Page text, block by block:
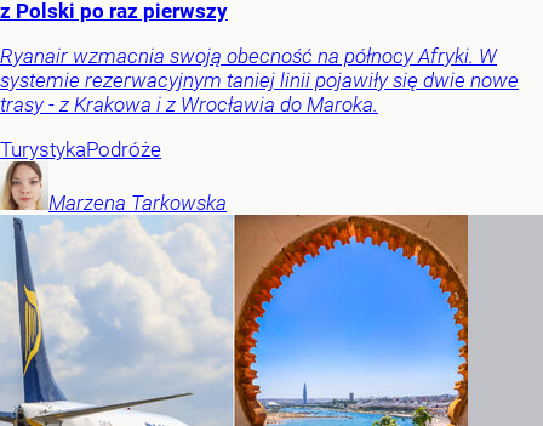
z Polski po raz pierwszy
Ryanair wzmacnia swoją obecność na północy Afryki. W
systemie rezerwacyjnym taniej linii pojawiły się dwie nowe
trasy - z Krakowa i z Wrocławia do Maroka.
TurystykaPodróże
Marzena Tarkowska